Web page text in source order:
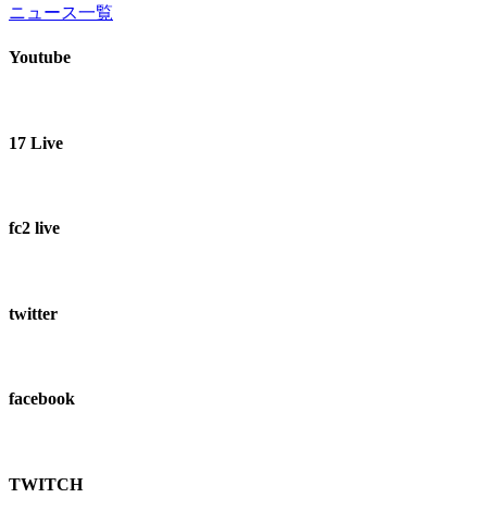
ニュース一覧
Youtube
17 Live
fc2 live
twitter
facebook
TWITCH​